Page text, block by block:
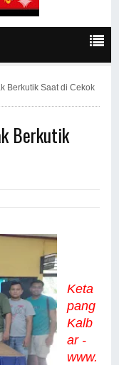
Berkutik Saat di Cekok
Berkutik
Keta
pang
Kalb
ar -
www.